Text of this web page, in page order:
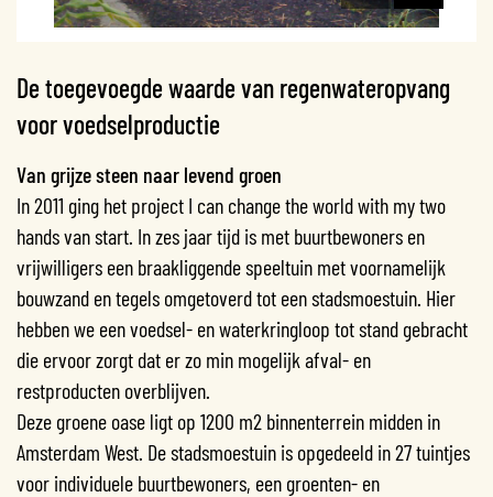
De toegevoegde waarde van regenwateropvang
voor voedselproductie
Van grijze steen naar levend groen
In 2011 ging het project I can change the world with my two
hands van start. In zes jaar tijd is met buurtbewoners en
vrijwilligers een braakliggende speeltuin met voornamelijk
bouwzand en tegels omgetoverd tot een stadsmoestuin. Hier
hebben we een voedsel- en waterkringloop tot stand gebracht
die ervoor zorgt dat er zo min mogelijk afval- en
restproducten overblijven.
Deze groene oase ligt op 1200 m2 binnenterrein midden in
Amsterdam West. De stadsmoestuin is opgedeeld in 27 tuintjes
voor individuele buurtbewoners, een groenten- en